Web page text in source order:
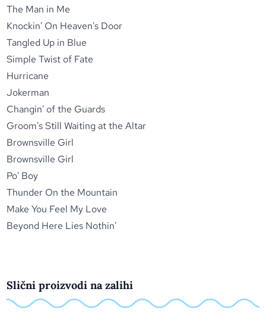
The Man in Me
Knockin' On Heaven's Door
Tangled Up in Blue
Simple Twist of Fate
Hurricane
Jokerman
Changin' of the Guards
Groom's Still Waiting at the Altar
Brownsville Girl
Brownsville Girl
Po' Boy
Thunder On the Mountain
Make You Feel My Love
Beyond Here Lies Nothin'
Slični proizvodi na zalihi